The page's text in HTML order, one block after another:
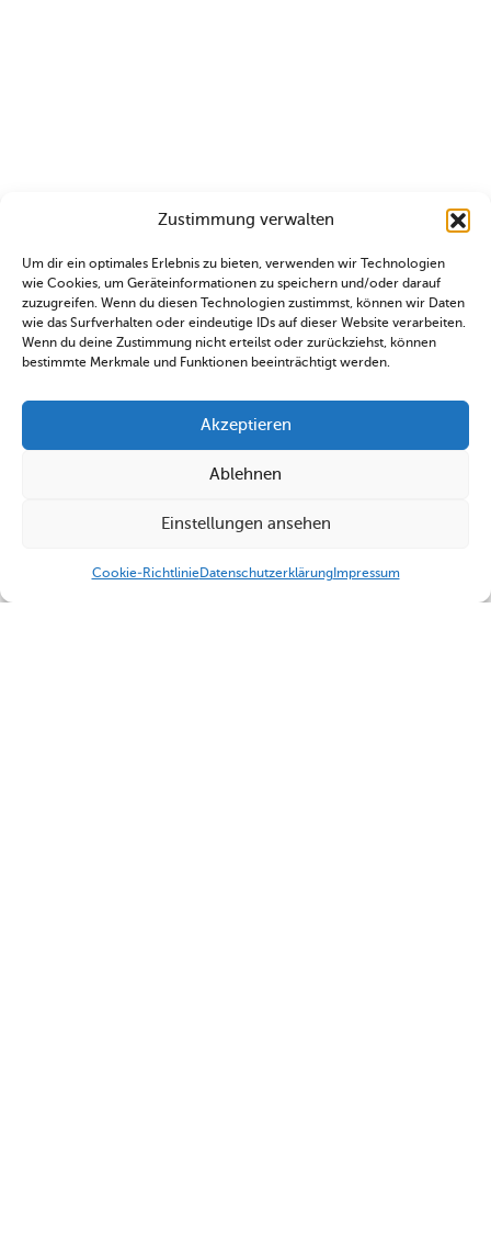
Zustimmung verwalten
Um dir ein optimales Erlebnis zu bieten, verwenden wir Technologien
wie Cookies, um Geräteinformationen zu speichern und/oder darauf
zuzugreifen. Wenn du diesen Technologien zustimmst, können wir Daten
wie das Surfverhalten oder eindeutige IDs auf dieser Website verarbeiten.
Wenn du deine Zustimmung nicht erteilst oder zurückziehst, können
bestimmte Merkmale und Funktionen beeinträchtigt werden.
Akzeptieren
Ablehnen
Einstellungen ansehen
Cookie-RichtlinieDatenschutzerklärungImpressum